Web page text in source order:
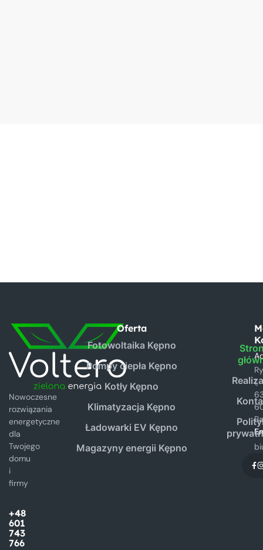
Nowoczesne
rozwiązania
energetyczne
dla
Twojego
domu
i
firmy
+48
601
743
766
Oferta
Fotowoltaika Kępno
Pompy ciepła Kępno
Kotły Kępno
Klimatyzacja Kępno
Ładowarki EV Kępno
Magazyny energii Kępno
1,